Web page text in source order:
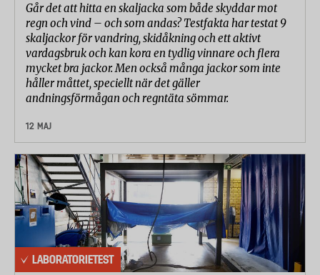
Går det att hitta en skaljacka som både skyddar mot
regn och vind – och som andas? Testfakta har testat 9
skaljackor för vandring, skidåkning och ett aktivt
vardagsbruk och kan kora en tydlig vinnare och flera
mycket bra jackor. Men också många jackor som inte
håller måttet, speciellt när det gäller
andningsförmågan och regntäta sömmar.
12 MAJ
LABORATORIETEST